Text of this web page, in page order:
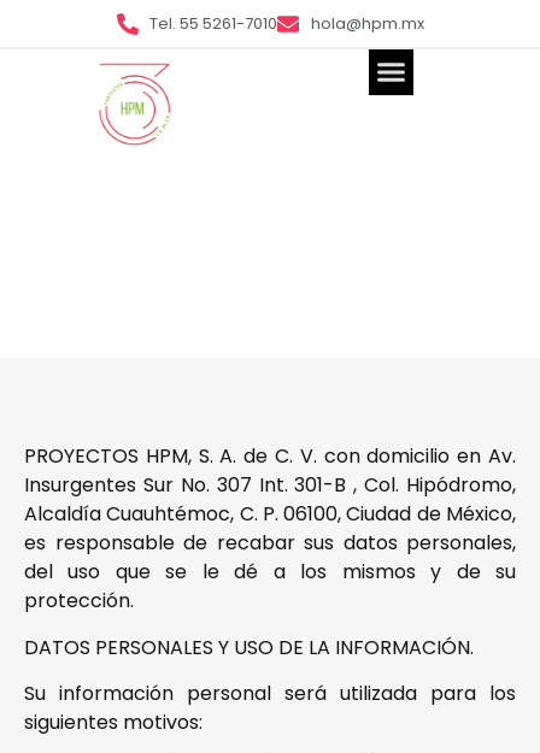
Tel. 55 5261-7010 hola@hpm.mx
PROYECTOS HPM, S. A. de C. V. con domicilio en Av.
Insurgentes Sur No. 307 Int. 301-B , Col. Hipódromo,
Alcaldía Cuauhtémoc, C. P. 06100, Ciudad de México,
es responsable de recabar sus datos personales,
del uso que se le dé a los mismos y de su
protección.
DATOS PERSONALES Y USO DE LA INFORMACIÓN.
Su información personal será utilizada para los
siguientes motivos: